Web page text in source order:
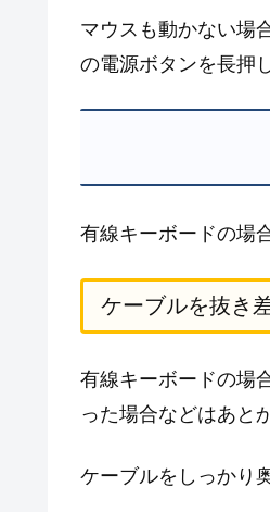
マウスも動かない場
の電源ボタンを長押
有線キーボードの場
ケーブルを抜き
有線キーボードの場
った場合などはあと
ケーブルをしっかり